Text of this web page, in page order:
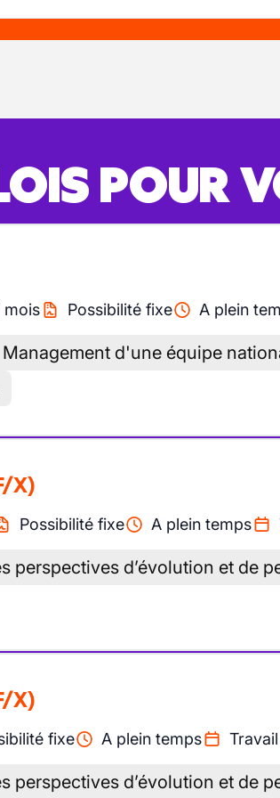
POUR
mois Possibilité fixe A plein
Management d'une équipe
X)
Possibilité fixe A plein temps
perspectives d’évolution et de
X)
fixe A plein temps
perspectives d’évolution et de